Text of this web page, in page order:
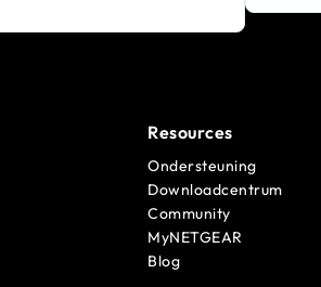
Resources
Ondersteuning
Downloadcentrum
Community
MyNETGEAR
Blog